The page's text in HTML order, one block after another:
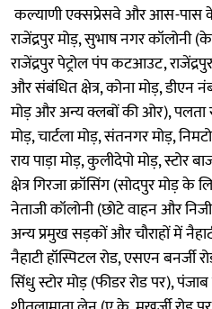
कल्याणी एक्सप्रेसवे और आस-पास के
राजेंद्रपुर मोड़, सुभाष नगर
राजेंद्रपुर पेट्रोल पंप कटआउट,
और संबंधित क्षेत्र, कोना मोड़, डीएन
मोड़ और अन्य क्लबों की ओर), पलता
मोड़, चार्टला मोड़, संतनगर मोड़,
राय पाड़ा मोड़, कुलीदेपो मोड़, स्टोर
क्षेत्र गिरजा क्रॉसिंग (सोदपुर मोड़ के
नेताजी कॉलोनी (छोटे वाहन और
अन्य प्रमुख सड़कों और चौराहों में
नैहाटी हॉस्पिटल रोड, एसएन बनर्जी
सिंधु स्टोर मोड़ (फीडर रोड पर),